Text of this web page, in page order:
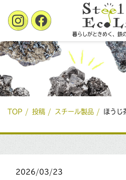
暮らしがときめく、鉄
TOP 投稿 スチール製品 ほうじ
2026/03/23